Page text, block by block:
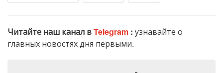
Читайте наш канал вTelegram : узнавайте о
главных новостях дня первыми.